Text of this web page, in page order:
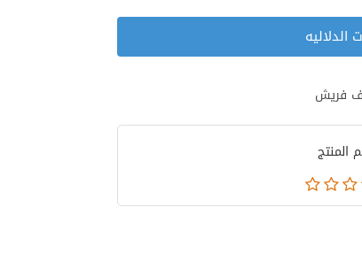
الدلاليه
فريش
المنتج